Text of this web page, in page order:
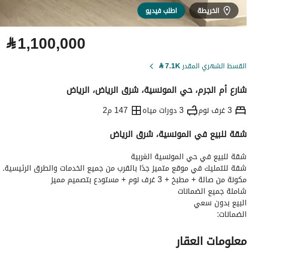
الخريطة اطلب فيديو
⃁1,100,000
القسط الشهري المقدر7.1K
⃁
شارع أم الجرم، حي المونسية، شرق الرياض، الرياض
3 غرف نوم 3 دورات مياه 147 م2
التفاصيل
شقة للبيع في المونسية، شرق الرياض
شقة للبيع في حي المونسية الغربية
شقة للتمليك في موقع متميز جدًا بالقرب من جميع الخدمات والطرق الرئيسية.
مكونة من صالة + مطبخ + 3 غرف نوم + مستودع بتصميم مميز
شاملة جميع الضمانات
البيع بدون سعي
الضمانات:
معلومات العقار